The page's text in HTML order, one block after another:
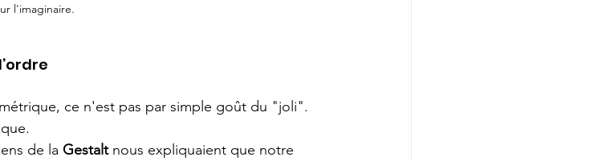
l'imaginaire.
ce n'est pas par simple goût du "joli".
de la Gestalt nous expliquaient que notre